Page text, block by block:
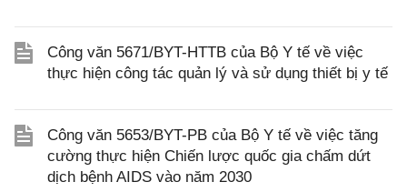
Công văn 5671/BYT-HTTB của Bộ Y tế về việc
thực hiện công tác quản lý và sử dụng thiết bị y tế
Công văn 5653/BYT-PB của Bộ Y tế về việc tăng
cường thực hiện Chiến lược quốc gia chấm dứt
dịch bệnh AIDS vào năm 2030